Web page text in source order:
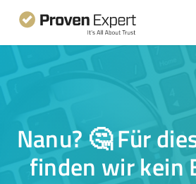
Nanu? 🤔 Für
finden wir kein